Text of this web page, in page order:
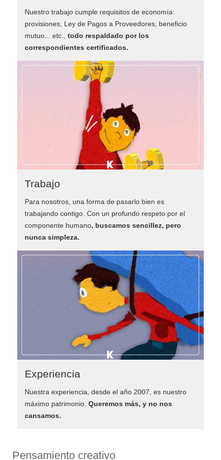
Nuestro trabajo cumple requisitos de economía:
provisiones, Ley de Pagos a Proveedores, beneficio
mutuo... etc., todo respaldado por los
correspondientes certificados.
Trabajo
Para nosotros, una forma de pasarlo bien es
trabajando contigo. Con un profundo respeto por el
componente humano, buscamos sencillez, pero
nunca simpleza.
Experiencia
Nuestra experiencia, desde el año 2007, es nuestro
máximo patrimonio. Queremos más, y no nos
cansamos.
Pensamiento creativo